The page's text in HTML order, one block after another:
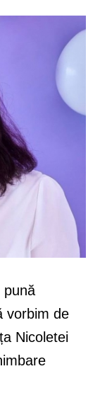
pună
vorbim de
Nicoletei